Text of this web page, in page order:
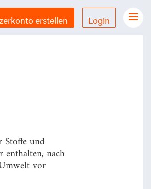
erstellen Login
Übersicht
Geschäftsbedingungen
Stoffe und
enthalten, nach
vor